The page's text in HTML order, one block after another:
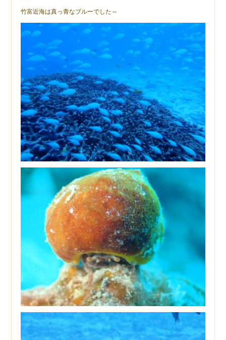
竹富近海は真っ青なブルーでした～